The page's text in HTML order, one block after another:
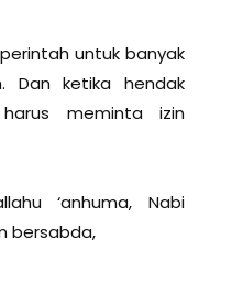
untuk banyak
Dan ketika hendak
meminta izin
‘anhuma, Nabi
bersabda,